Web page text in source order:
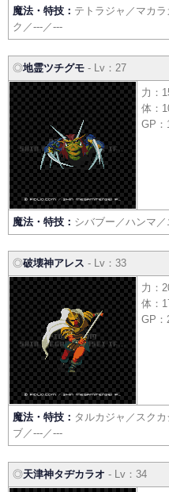
魔法・特技： テトラジャ／マカ
ク／---／---
◎地霊ツチグモ - Lv：27
力：
体：
GP：
魔法・特技： シバブー／ハンマ
◎破壊神アレス - Lv：33
力：
体：
GP：
魔法・特技： タルカジャ／スク
ブ／---／---
◎天津神タヂカラオ - Lv：34